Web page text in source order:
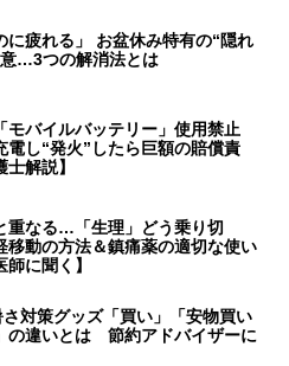
に疲れる」 お盆休み特有の“隠れ
…3つの解消法とは
モバイルバッテリー」使用禁止
電し“発火”したら巨額の賠償責
解説】
重なる…「生理」どう乗り切
動の方法＆鎮痛薬の適切な使い
に聞く】
対策グッズ「買い」「安物買い
の違いとは 節約アドバイザーに